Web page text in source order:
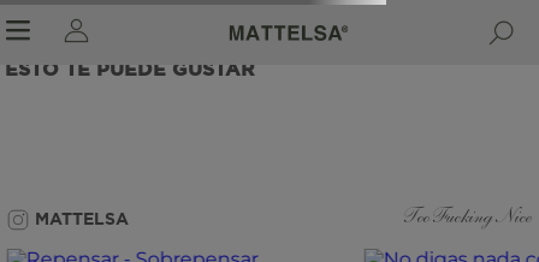
ESTO TE PUEDE GUSTAR
MATTELSA Too Fucking Nice